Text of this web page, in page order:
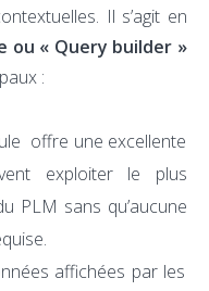
Il s’agit en
ou « Query builder »
:
offre une excellente
exploiter le plus
PLM sans qu’aucune
affichées par les